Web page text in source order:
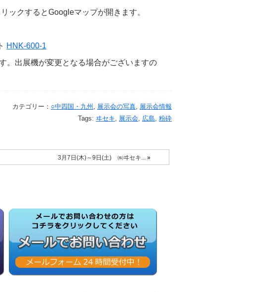
ックするとGoogleマップが開きます。
HNK-600-1
。出展機が変更となる場合がございますの
カテゴリー： ○中四国・九州 , 展示会の写真, 展示会情報
Tags: ヰセキ, 展示会, 広島, 粉砕
3月7日(木)～9日(土) ㈱ヰセキ... »